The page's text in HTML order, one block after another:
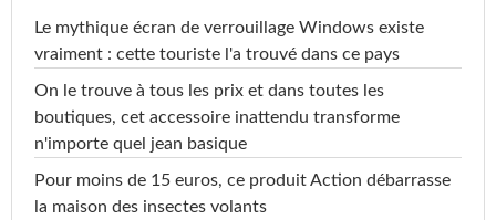
Le mythique écran de verrouillage Windows existe
vraiment : cette touriste l'a trouvé dans ce pays
On le trouve à tous les prix et dans toutes les
boutiques, cet accessoire inattendu transforme
n'importe quel jean basique
Pour moins de 15 euros, ce produit Action débarrasse
la maison des insectes volants